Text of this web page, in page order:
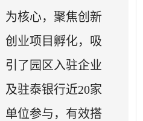
为核心，聚焦创新
创业项目孵化，吸
引了园区入驻企业
及驻泰银行近20家
单位参与，有效搭